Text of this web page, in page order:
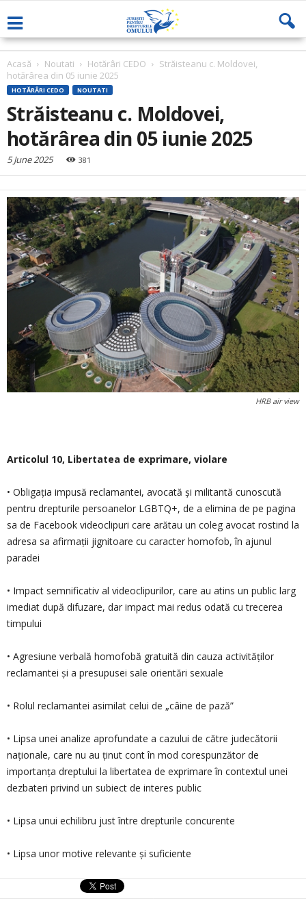
Acasă Noutati Hotărâri CEDO
Străisteanu c. Moldovei,
hotărârea din 05 iunie 2025
HOTĂRÂRI CEDO NOUTATI
Străisteanu c. Moldovei,
hotărârea din 05 iunie 2025
5 June 2025 381
HRB air view
Articolul 10, Libertatea de exprimare, violare
• Obligația impusă reclamantei, avocată și militantă cunoscută
pentru drepturile persoanelor LGBTQ+, de a elimina de pe pagina
sa de Facebook videoclipuri care arătau un coleg avocat rostind la
adresa sa afirmații jignitoare cu caracter homofob, în ajunul
paradei
• Impact semnificativ al videoclipurilor, care au atins un public larg
imediat după difuzare, dar impact mai redus odată cu trecerea
timpului
• Agresiune verbală homofobă gratuită din cauza activităților
reclamantei și a presupusei sale orientări sexuale
• Rolul reclamantei asimilat celui de „câine de pază”
• Lipsa unei analize aprofundate a cazului de către judecătorii
naționale, care nu au ținut cont în mod corespunzător de
importanța dreptului la libertatea de exprimare în contextul unei
dezbateri privind un subiect de interes public
• Lipsa unui echilibru just între drepturile concurente
• Lipsa unor motive relevante și suficiente